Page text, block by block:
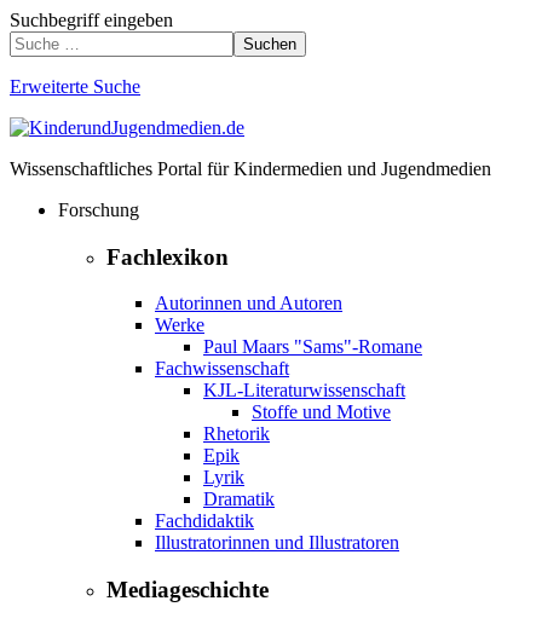
Suchbegriff eingeben
Suchen
Erweiterte Suche
Wissenschaftliches Portal für Kindermedien und Jugendmedien
Forschung
Fachlexikon
Autorinnen und Autoren
Werke
Paul Maars "Sams"-Romane
Fachwissenschaft
KJL-Literaturwissenschaft
Stoffe und Motive
Rhetorik
Epik
Lyrik
Dramatik
Fachdidaktik
Illustratorinnen und Illustratoren
Mediageschichte